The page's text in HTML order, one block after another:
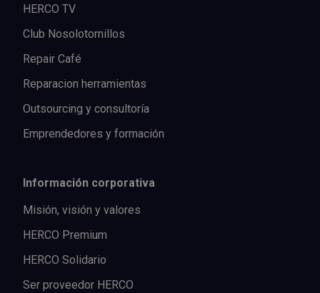
HERCO TV
Club Nosolotornillos
Repair Café
Reparacion herramientas
Outsourcing y consultoría
Emprendedores y formación
Información corporativa
Misión, visión y valores
HERCO Premium
HERCO Solidario
Ser proveedor HERCO